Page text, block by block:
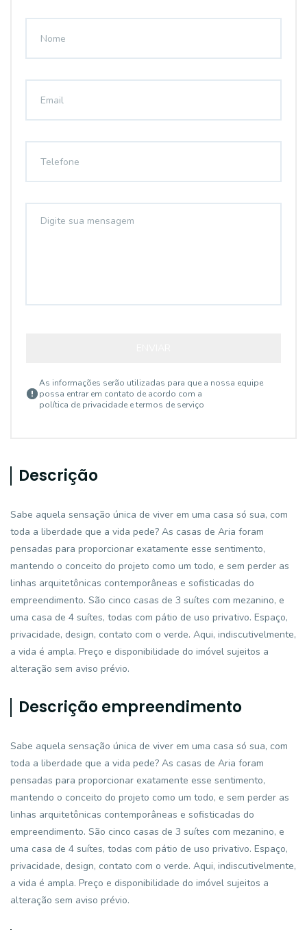
As informações serão utilizadas para que a nossa equipe
possa entrar em contato de acordo com a
política de privacidade e termos de serviço
Descrição
Sabe aquela sensação única de viver em uma casa só sua, com
toda a liberdade que a vida pede? As casas de Aria foram
pensadas para proporcionar exatamente esse sentimento,
mantendo o conceito do projeto como um todo, e sem perder as
linhas arquitetônicas contemporâneas e sofisticadas do
empreendimento. São cinco casas de 3 suítes com mezanino, e
uma casa de 4 suítes, todas com pátio de uso privativo. Espaço,
privacidade, design, contato com o verde. Aqui, indiscutivelmente,
a vida é ampla. Preço e disponibilidade do imóvel sujeitos a
alteração sem aviso prévio.
Descrição empreendimento
Sabe aquela sensação única de viver em uma casa só sua, com
toda a liberdade que a vida pede? As casas de Aria foram
pensadas para proporcionar exatamente esse sentimento,
mantendo o conceito do projeto como um todo, e sem perder as
linhas arquitetônicas contemporâneas e sofisticadas do
empreendimento. São cinco casas de 3 suítes com mezanino, e
uma casa de 4 suítes, todas com pátio de uso privativo. Espaço,
privacidade, design, contato com o verde. Aqui, indiscutivelmente,
a vida é ampla. Preço e disponibilidade do imóvel sujeitos a
alteração sem aviso prévio.